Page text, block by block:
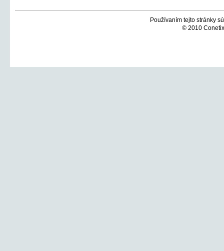
Používaním tejto stránky
© 2010